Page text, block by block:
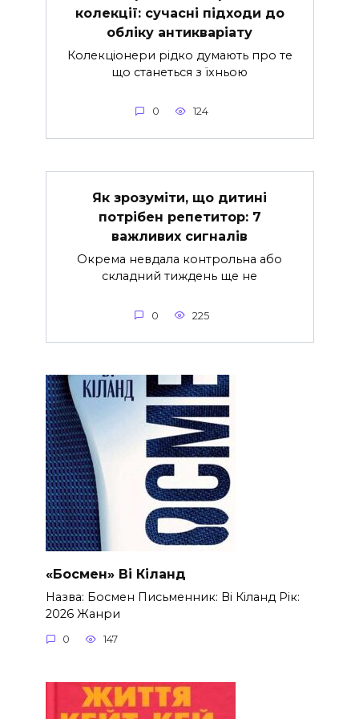
колекції: сучасні підходи до
обліку антикваріату
Колекціонери рідко думають про те
що станеться з їхньою
0 124
Як зрозуміти, що дитині
потрібен репетитор: 7
важливих сигналів
Окрема невдала контрольна або
складний тиждень ще не
0 225
«Босмен» Ві Кіланд
Назва: Босмен Письменник: Ві Кіланд Рік:
2026 Жанри
0 147